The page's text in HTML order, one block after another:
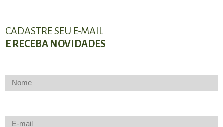
CADASTRE SEU E-MAIL
E RECEBA NOVIDADES